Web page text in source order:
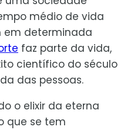
médio de vida
em determinada
faz parte da vida,
científico do século
das pessoas.
o elixir da eterna
que se tem